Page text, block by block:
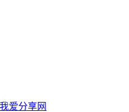
我爱分享网